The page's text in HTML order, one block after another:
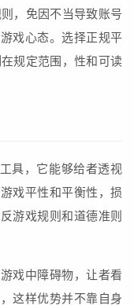
，免因不当导致账号
戏心态。选择正规平
规定范围，性和可读
具，它能够给者透视
戏平性和平衡性，损
游戏规则和道德准则
戏中障碍物，让者看
这样优势并不靠自身